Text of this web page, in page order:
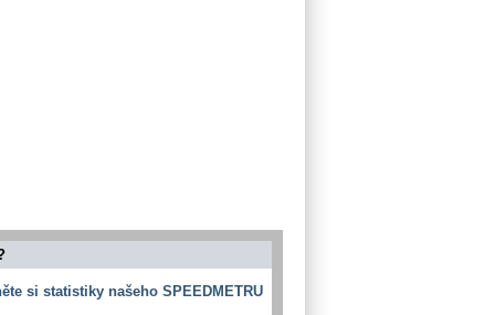
si statistiky našeho SPEEDMETRU